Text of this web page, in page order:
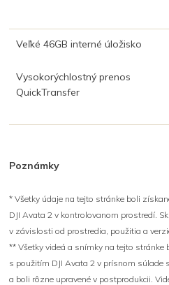
Veľké 46GB interné úložisko
Vysokorýchlostný prenos
QuickTransfer
Poznámky
* Všetky údaje na tejto stránke boli
DJI Avata 2 v kontrolovanom prostredí.
v závislosti od prostredia, použitia a
** Všetky videá a snímky na tejto stránke
s použitím DJI Avata 2 v prísnom
a boli rôzne upravené v postprodukcii.